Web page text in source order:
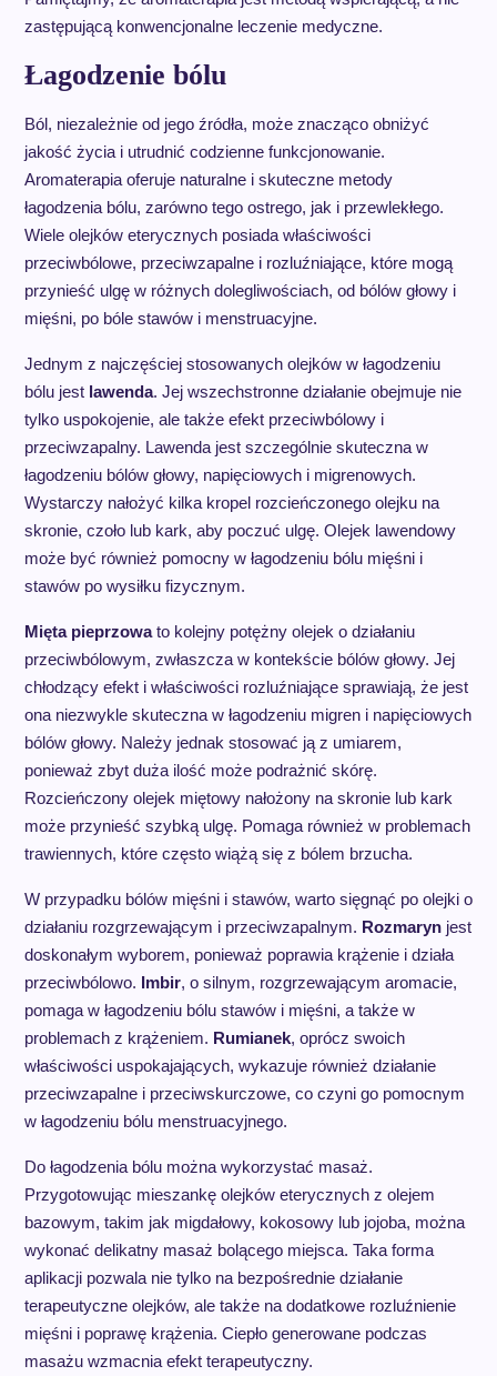
zastępującą konwencjonalne leczenie medyczne.
Łagodzenie bólu
Ból, niezależnie od jego źródła, może znacząco obniżyć
jakość życia i utrudnić codzienne funkcjonowanie.
Aromaterapia oferuje naturalne i skuteczne metody
łagodzenia bólu, zarówno tego ostrego, jak i przewlekłego.
Wiele olejków eterycznych posiada właściwości
przeciwbólowe, przeciwzapalne i rozluźniające, które mogą
przynieść ulgę w różnych dolegliwościach, od bólów głowy i
mięśni, po bóle stawów i menstruacyjne.
Jednym z najczęściej stosowanych olejków w łagodzeniu
bólu jest lawenda. Jej wszechstronne działanie obejmuje nie
tylko uspokojenie, ale także efekt przeciwbólowy i
przeciwzapalny. Lawenda jest szczególnie skuteczna w
łagodzeniu bólów głowy, napięciowych i migrenowych.
Wystarczy nałożyć kilka kropel rozcieńczonego olejku na
skronie, czoło lub kark, aby poczuć ulgę. Olejek lawendowy
może być również pomocny w łagodzeniu bólu mięśni i
stawów po wysiłku fizycznym.
Mięta pieprzowato kolejny potężny olejek o działaniu
przeciwbólowym, zwłaszcza w kontekście bólów głowy. Jej
chłodzący efekt i właściwości rozluźniające sprawiają, że jest
ona niezwykle skuteczna w łagodzeniu migren i napięciowych
bólów głowy. Należy jednak stosować ją z umiarem,
ponieważ zbyt duża ilość może podrażnić skórę.
Rozcieńczony olejek miętowy nałożony na skronie lub kark
może przynieść szybką ulgę. Pomaga również w problemach
trawiennych, które często wiążą się z bólem brzucha.
W przypadku bólów mięśni i stawów, warto sięgnąć po olejki o
działaniu rozgrzewającym i przeciwzapalnym. Rozmarynjest
doskonałym wyborem, ponieważ poprawia krążenie i działa
przeciwbólowo. Imbir, o silnym, rozgrzewającym aromacie,
pomaga w łagodzeniu bólu stawów i mięśni, a także w
problemach z krążeniem. Rumianek, oprócz swoich
właściwości uspokajających, wykazuje również działanie
przeciwzapalne i przeciwskurczowe, co czyni go pomocnym
w łagodzeniu bólu menstruacyjnego.
Do łagodzenia bólu można wykorzystać masaż.
Przygotowując mieszankę olejków eterycznych z olejem
bazowym, takim jak migdałowy, kokosowy lub jojoba, można
wykonać delikatny masaż bolącego miejsca. Taka forma
aplikacji pozwala nie tylko na bezpośrednie działanie
terapeutyczne olejków, ale także na dodatkowe rozluźnienie
mięśni i poprawę krążenia. Ciepło generowane podczas
masażu wzmacnia efekt terapeutyczny.